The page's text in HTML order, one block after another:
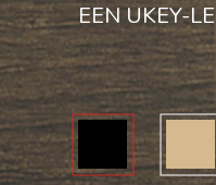
EEN UKEY-